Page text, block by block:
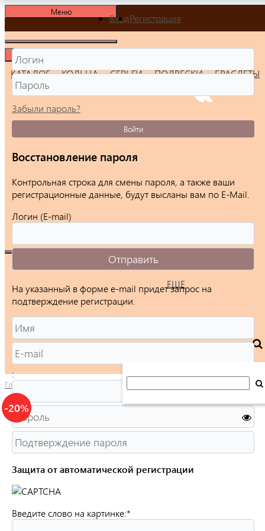
Меню
КАТАЛОГ КОЛЬЦА СЕРЬГИ ПОДВЕСКИ БРАСЛЕТЫ
ЕЩЕ
Главная /
-20%
ВходРегистрация
Забыли пароль?
Войти
Восстановление пароля
Контрольная строка для смены пароля, а также ваши
регистрационные данные, будут высланы вам по E-Mail.
Логин (E-mail)
На указанный в форме e-mail придет запрос на
подтверждение регистрации.
:
Защита от автоматической регистрации
Введите слово на картинке:*